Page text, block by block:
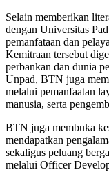
Selain memberikan
dengan Universitas
pemanfataan dan
Kemitraan tersebut
perbankan dan dunia
Unpad, BTN juga
melalui pemanfaatan
manusia, serta
BTN juga membuka
mendapatkan
sekaligus peluang
melalui Officer